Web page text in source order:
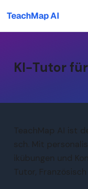
TeachMap AI
KI-Tutor
TeachMap AI ist
sch. Mit
ikübungen und
Tutor,